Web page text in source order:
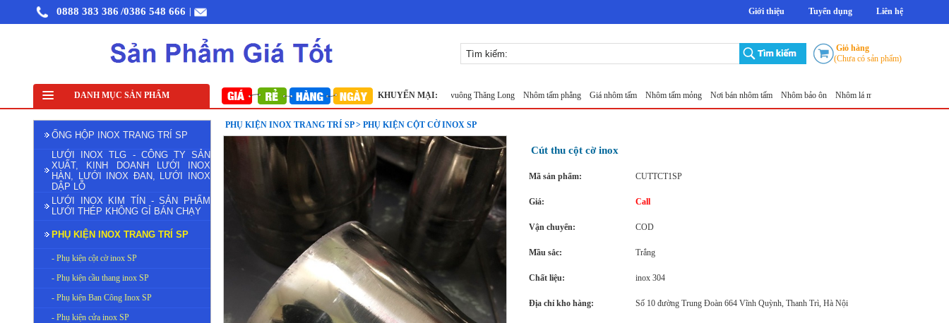
0888 383 386 /0386 548 666 Giới thiệu Tuyển dụng Liên hệ
Giỏ hàng
(Chưa có sản phẩm)
DANH MỤC SẢN PHẨM KHUYẾN MẠI:
Lưới đỡ cách nhiệt inox 304 Lưới inox đan ô 1cm 304 TLG Thăng Long khổ 1m Lưới inox 10x10 đan ô vuông Thăng Long Nhôm tấm phẳng Giá nhôm tấm Nhôm tấm mỏng Nơi bán nhôm tấm Nhôm bảo ôn Nhôm lá mỏng Tấm nhôm chống trượt
ỐNG HỘP INOX TRANG TRÍ SP
LƯỚI INOX TLG - CÔNG TY SẢN
XUẤT, KINH DOANH LƯỚI INOX
HÀN, LƯỚI INOX ĐAN, LƯỚI INOX
DẬP LỖ
LƯỚI INOX KIM TÍN - SẢN PHẨM
LƯỚI THÉP KHÔNG GỈ BÁN CHẠY
PHỤ KIỆN INOX TRANG TRÍ SP
- Phụ kiện cột cờ inox SP
- Phụ kiện cầu thang inox SP
- Phụ kiện Ban Công Inox SP
- Phụ kiện cửa inox SP
PHỤ KIỆN INOX TRANG TRÍ SP > PHỤ KIỆN CỘT CỜ INOX SP
Cút thu cột cờ inox
Mã sản phẩm: CUTTCT1SP
Giá: Call
Vận chuyển: COD
Mầu sắc: Trắng
Chất liệu: inox 304
Địa chỉ kho hàng: Số 10 đường Trung Đoàn 664 Vĩnh Quỳnh, Thanh Trì, Hà Nội